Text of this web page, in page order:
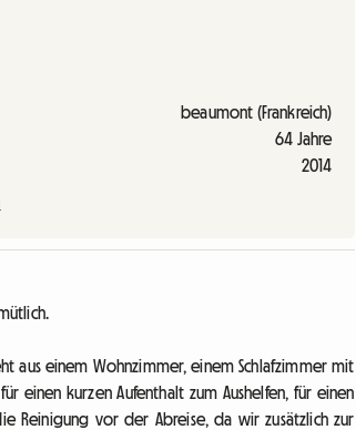
beaumont (Frankreich)
64 Jahre
2014
aus einem Wohnzimmer, einem Schlafzimmer mit
einen kurzen Aufenthalt zum Aushelfen, für einen
Reinigung vor der Abreise, da wir zusätzlich zur